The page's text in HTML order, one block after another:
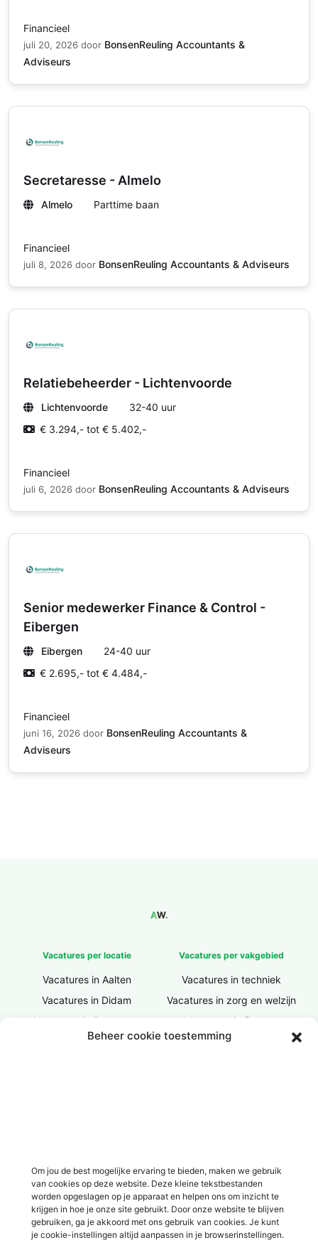
Beheer cookie toestemming
Om jou de best mogelijke ervaring te bieden, maken we gebruik
van cookies op deze website. Deze kleine tekstbestanden
worden opgeslagen op je apparaat en helpen ons om inzicht te
krijgen in hoe je onze site gebruikt. Door onze website te blijven
gebruiken, ga je akkoord met ons gebruik van cookies. Je kunt
je cookie-instellingen altijd aanpassen in je browserinstellingen.
Financieel
juli 20, 2026 door BonsenReuling Accountants &
Adviseurs
Secretaresse - Almelo
Almelo Parttime baan
Financieel
juli 8, 2026 door BonsenReuling Accountants & Adviseurs
Relatiebeheerder - Lichtenvoorde
Lichtenvoorde
32-40 uur
€ 3.294,- tot € 5.402,-
Financieel
juli 6, 2026 door BonsenReuling Accountants & Adviseurs
Senior medewerker Finance & Control -
Eibergen
Eibergen
24-40 uur
€ 2.695,- tot € 4.484,-
Financieel
juni 16, 2026 door BonsenReuling Accountants &
Adviseurs
Vacatures per locatie
Vacatures in Aalten
Vacatures in Didam
Vacatures in Doesburg
Vacatures in Doetinchem
Vacatures in Varsseveld
Vacatures in Winterswijk
Vacatures in Zelhem
Vacatures in Zutphen
Vacatures per vakgebied
Vacatures in techniek
Vacatures in zorg en welzijn
Vacatures in finance
Vacatures in ICT / IT